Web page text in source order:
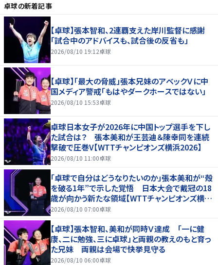
卓球の新着記事
【卓球】張本智和、2連覇支えた岸川監督に感謝
「試合中のアドバイスも、試合後の反省も」
2026/08/10 19:12卓球
【卓球】「最大の脅威」張本兄妹のアベックＶに中
国メディア警戒「もはやダークホースではない」
2026/08/10 15:53卓球
卓球日本女子が2026年に中国トップ選手を下し
た試合は？ 張本美和が王芸迪＆陳幸同を連続
撃破で圧巻V【WTTチャンピオンズ横浜2026】
2026/08/10 11:00卓球
「卓球で自分はどうなりたいのか」張本美和が“殻
を破る1年”で示した覚悟 日本大会で戴冠の18
歳が向かう新たな領域【WTTチャンピオンズ横浜
2026】
2026/08/10 07:00卓球
【卓球】張本智和、美和が同時Ｖ達成 「一に健
康、二に勉強、三に卓球」と両親の教えのもと育っ
た兄妹 両親は会場で快挙見守る
2026/08/10 06:00卓球